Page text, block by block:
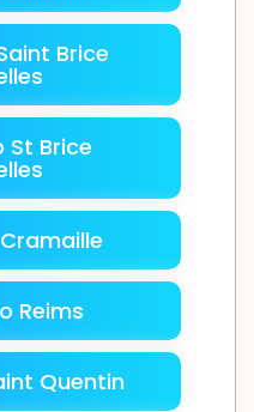
Brice
St Brice
Reims
Quentin